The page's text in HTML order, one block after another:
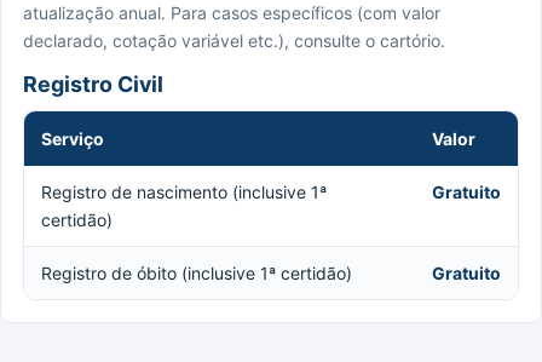
atualização anual. Para casos específicos (com valor
declarado, cotação variável etc.), consulte o cartório.
Registro Civil
Serviço Valor
Registro de nascimento (inclusive 1ª
certidão)
Gratuito
Registro de óbito (inclusive 1ª certidão) Gratuito